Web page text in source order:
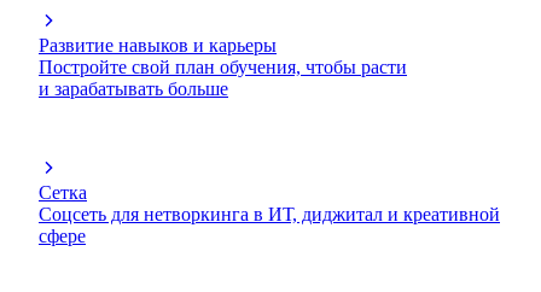
Развитие навыков и карьеры
Постройте свой план обучения, чтобы расти
и зарабатывать больше
Сетка
Соцсеть для нетворкинга в ИТ, диджитал и креативной
сфере